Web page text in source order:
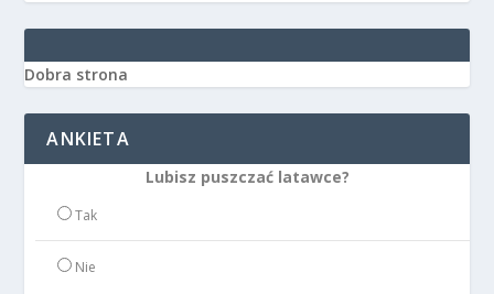
Dobra strona
ANKIETA
Lubisz puszczać latawce?
Tak
Nie